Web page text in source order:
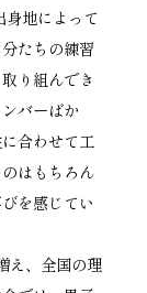
地によって
たちの練習
り組んでき
バーばか
合わせて工
はもちろん
を感じてい
え、全国の理